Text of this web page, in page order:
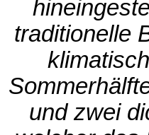
traditionelle
und zwei